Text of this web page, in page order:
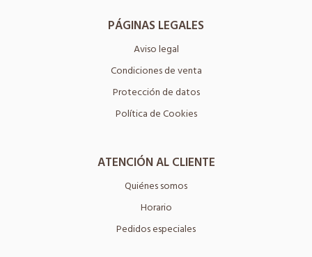
PÁGINAS LEGALES
Aviso legal
Condiciones de venta
Protección de datos
Política de Cookies
ATENCIÓN AL CLIENTE
Quiénes somos
Horario
Pedidos especiales